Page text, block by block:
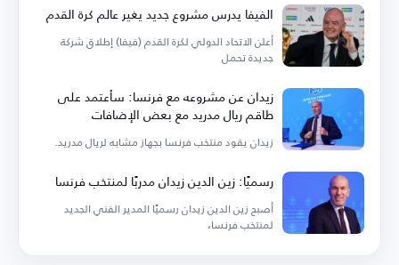
الفيفا يدرس مشروع جديد يغير عالم كرة القدم
أعلن الاتحاد الدولي لكرة القدم (فيفا) إطلاق شركة
جديدة تحمل
زيدان عن مشروعه مع فرنسا: سأعتمد على
طاقم ريال مدريد مع بعض الإضافات
زيدان يقود منتخب فرنسا بجهاز مشابه لريال مدريد.
رسميًا: زين الدين زيدان مدربًا لمنتخب فرنسا
أصبح زين الدين زيدان رسميًا المدير الفني الجديد
لمنتخب فرنسا،